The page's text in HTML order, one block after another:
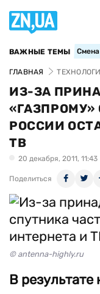
ВАЖНЫЕ ТЕМЫ Смена
ГЛАВНАЯ
ИЗ-ЗА
«ГАЗПРОМУ»
РОССИИ
ТВ
20 декабря, 2011, 11:43
Поделиться
© antenna-highly.ru
В